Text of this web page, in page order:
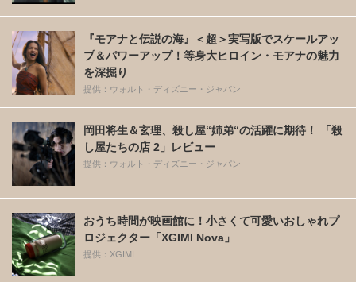
『モアナと伝説の海』＜超＞実写版でスケールアッ
プ＆パワーアップ！等身大ヒロイン・モアナの魅力
を深掘り
提供：ウォルト・ディズニー・ジャパン
岡田将生＆玄理、殺し屋“姉弟“の活躍に期待！ 「殺
し屋たちの店 2」レビュー
提供：ウォルト・ディズニー・ジャパン
おうち時間が映画館に！小さくて可愛いおしゃれプ
ロジェクター「XGIMI Nova」
提供：XGIMI